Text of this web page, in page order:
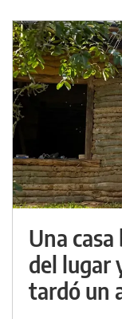
Una
del lugar
tardó un